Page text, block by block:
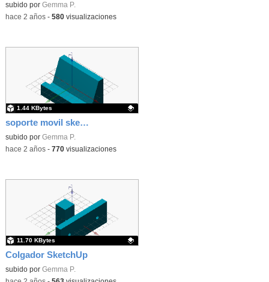
Contenido educativo.
subido por Gemma P.
-hace 2 años- 580visualizaciones
soporte movil sketchup
Contenido educativo.
subido por Gemma P.
1.44 KBytes
-hace 2 años- 770visualizaciones
Colgador SketchUp
Contenido educativo.
subido por Gemma P.
11.70 KBytes